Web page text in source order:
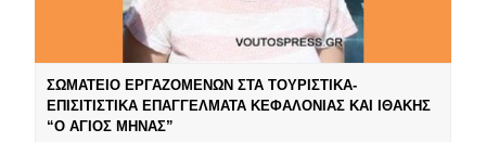
ΣΩΜΑΤΕΙΟ ΕΡΓΑΖΟΜΕΝΩΝ ΣΤΑ ΤΟΥΡΙΣΤΙΚΑ-
ΕΠΙΣΙΤΙΣΤΙΚΑ ΕΠΑΓΓΕΛΜΑΤΑ ΚΕΦΑΛΟΝΙΑΣ ΚΑΙ ΙΘΑΚΗΣ
“Ο ΑΓΙΟΣ ΜΗΝΑΣ”